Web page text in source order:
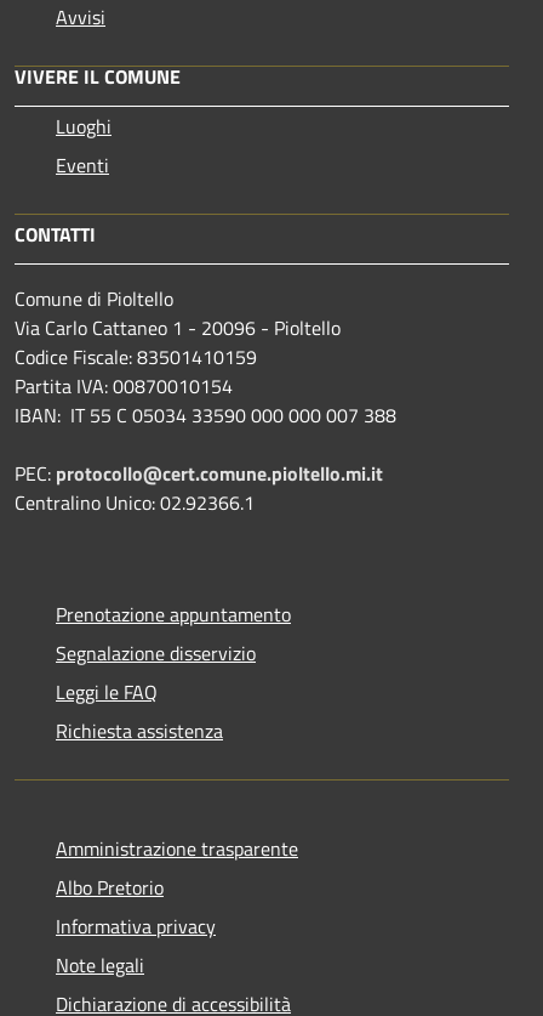
Avvisi
VIVERE IL COMUNE
Luoghi
Eventi
CONTATTI
Comune di Pioltello
Via Carlo Cattaneo 1 - 20096 - Pioltello
Codice Fiscale: 83501410159
Partita IVA: 00870010154
IBAN: IT 55 C 05034 33590 000 000 007 388
PEC: protocollo@cert.comune.pioltello.mi.it
Centralino Unico: 02.92366.1
Prenotazione appuntamento
Segnalazione disservizio
Leggi le FAQ
Richiesta assistenza
Amministrazione trasparente
Albo Pretorio
Informativa privacy
Note legali
Dichiarazione di accessibilità